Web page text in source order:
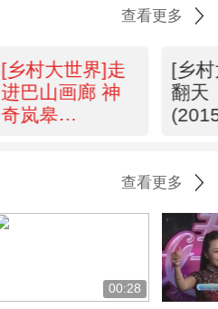
查看更多
[乡村大世界]走
进巴山画廊 神
奇岚皋
[乡
翻天
查看更多
00:28